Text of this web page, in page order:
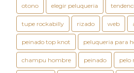
otono elegir peluqueria
tupe rockabilly rizado web
peinado top knot peluqueria para
champu hombre peinado pelo